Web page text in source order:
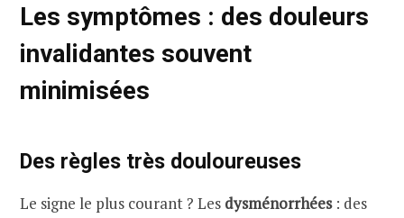
Les symptômes : des douleurs
invalidantes souvent
minimisées
Des règles très douloureuses
Le signe le plus courant ? Les dysménorrhées: des